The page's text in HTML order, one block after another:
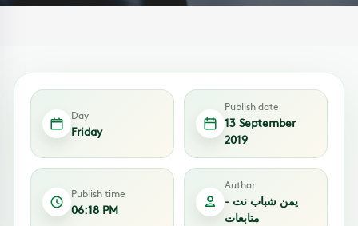
Day
Friday
Publish date
13 September
2019
Publish time
06:18 PM
Author
يمن شباب نت -
متابعات